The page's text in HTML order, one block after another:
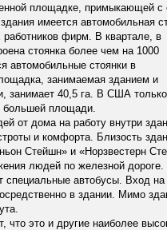
площадке, примыкающей с
имеется автомобильная
фирм. В квартале, в
стоянка более чем на 1000
автомобильные стоянки в
занимаемая зданием и
занимает 40,5 га. В США только
большей площади.
от дома на работу внутри
и комфорта. Близость
Стейшн» и «Норзвестерн
людей по железной
специальные автобусы. Вход на
в здании. Мимо
что это и другие наиболее